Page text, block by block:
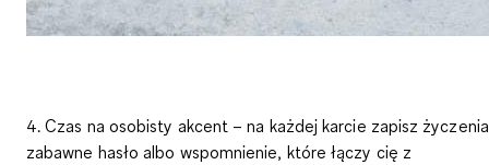
4. Czas na osobisty akcent – na każdej karcie zapisz
zabawne hasło albo wspomnienie, które łączy cię z